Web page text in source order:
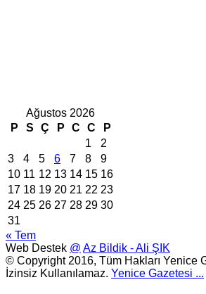
Ağustos 2026
P
S Ç P C C
P
1
2
3
4 5 6 7 8
9
10 11 12 13 14 15 16
17 18 19 20 21 22 23
24 25 26 27 28 29 30
31
« Tem
Web Destek @ Az Bildik - Ali ŞIK
© Copyright 2016, Tüm Hakları Yenice
İzinsiz Kullanılamaz. Yenice Gazetesi ...